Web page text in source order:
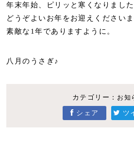
年末年始、ピリッと寒くなりまし
どうぞよいお年をお迎えくださいま
素敵な1年でありますように。
八月のうさぎ♪
カテゴリー： お知
シェア ツ